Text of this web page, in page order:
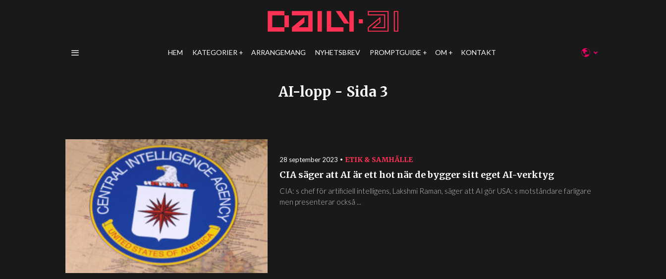
HEM KATEGORIER ARRANGEMANG NYHETSBREV PROMPTGUIDE OM KONTAKT
AI-lopp - Sida 3
28 september 2023 ETIK & SAMHÄLLE
CIA säger att AI är ett hot när de bygger sitt eget AI-verktyg
CIA: s chef för artificiell intelligens, Lakshmi Raman, säger att AI gör USA: s motståndare farligare
men presenterar också ...